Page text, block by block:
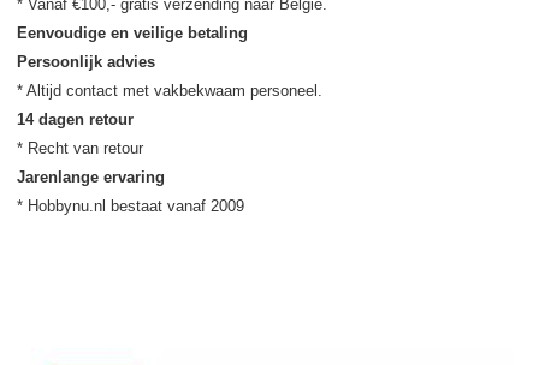
Eenvoudige en veilige betaling
Persoonlijk advies
14 dagen retour
Jarenlange ervaring
* Hobbynu.nl bestaat vanaf 2009